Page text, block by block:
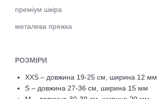
преміум шкіра
металева пряжка
РОЗМІРИ
XXS – довжина 19-25 см, ширина 12 мм
S – довжина 27-36 см, ширина 15 мм